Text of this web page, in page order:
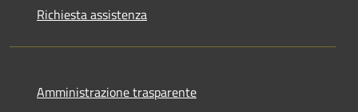
Richiesta assistenza
Amministrazione trasparente